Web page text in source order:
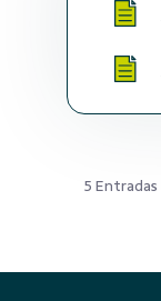
5 Entradas